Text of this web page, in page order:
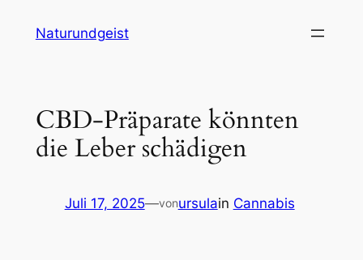
InhaltNaturundgeist
CBD-Präparate könnten
die Leber schädigen
Juli 17, 2025—vonursulain Cannabis